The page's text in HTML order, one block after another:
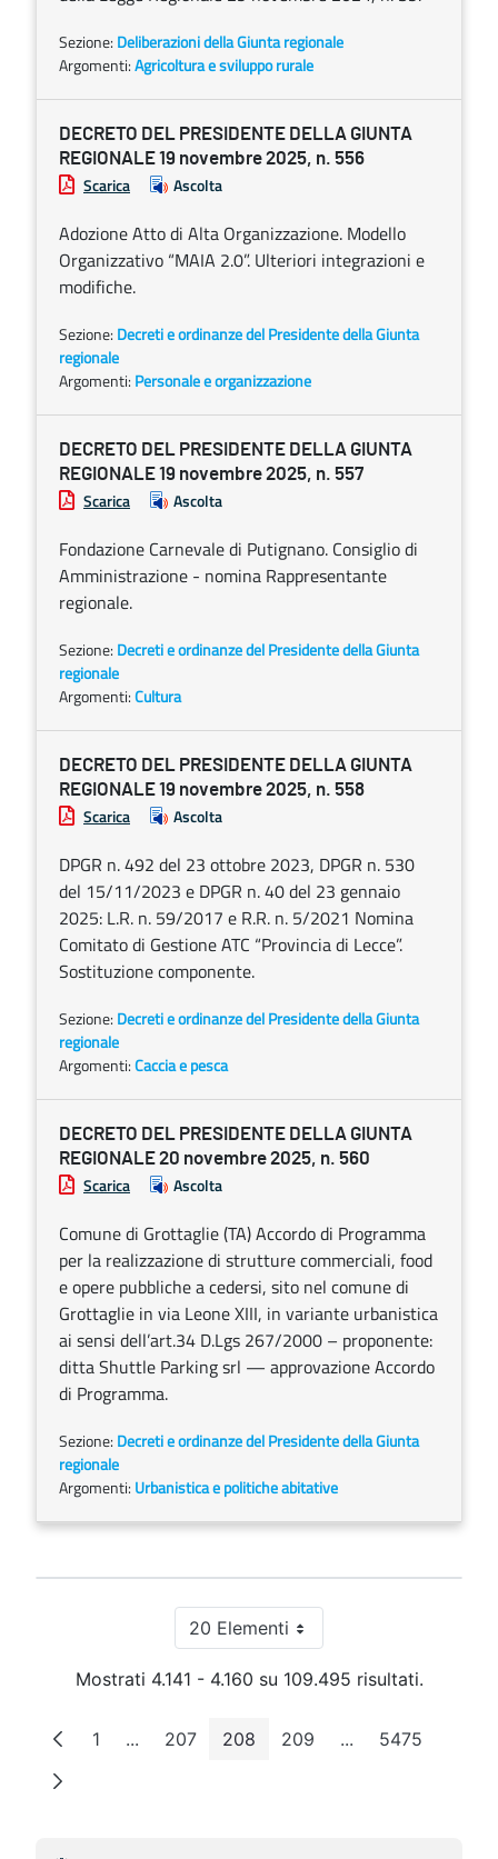
Sezione: Deliberazioni della Giunta regionale
Argomenti:Agricoltura e sviluppo rurale
DECRETO DEL PRESIDENTE DELLA GIUNTA
REGIONALE 19 novembre 2025, n. 556
Scarica Ascolta
Adozione Atto di Alta Organizzazione. Modello
Organizzativo “MAIA 2.0”. Ulteriori integrazioni e
modifiche.
Sezione: Decreti e ordinanze del Presidente della Giunta
regionale
Argomenti: Personale e organizzazione
DECRETO DEL PRESIDENTE DELLA GIUNTA
REGIONALE 19 novembre 2025, n. 557
Scarica Ascolta
Fondazione Carnevale di Putignano. Consiglio di
Amministrazione - nomina Rappresentante
regionale.
Sezione: Decreti e ordinanze del Presidente della Giunta
regionale
Argomenti:Cultura
DECRETO DEL PRESIDENTE DELLA GIUNTA
REGIONALE 19 novembre 2025, n. 558
Scarica Ascolta
DPGR n. 492 del 23 ottobre 2023, DPGR n. 530
del 15/11/2023 e DPGR n. 40 del 23 gennaio
2025: L.R. n. 59/2017 e R.R. n. 5/2021 Nomina
Comitato di Gestione ATC “Provincia di Lecce”.
Sostituzione componente.
Sezione: Decreti e ordinanze del Presidente della Giunta
regionale
Argomenti:Caccia e pesca
DECRETO DEL PRESIDENTE DELLA GIUNTA
REGIONALE 20 novembre 2025, n. 560
Scarica Ascolta
Comune di Grottaglie (TA) Accordo di Programma
per la realizzazione di strutture commerciali, food
e opere pubbliche a cedersi, sito nel comune di
Grottaglie in via Leone XIII, in variante urbanistica
ai sensi dell’art.34 D.Lgs 267/2000 – proponente:
ditta Shuttle Parking srl — approvazione Accordo
di Programma.
Sezione: Decreti e ordinanze del Presidente della Giunta
regionale
Argomenti: Urbanistica e politiche abitative
20 ElementiPer pagina
Mostrati 4.141 - 4.160 su 109.495 risultati.
Pagina
1 ...Pagine intermedie
Pagina
207 Pagina
208 Pagina
209 ...Pagine intermedie
Pagina
5475